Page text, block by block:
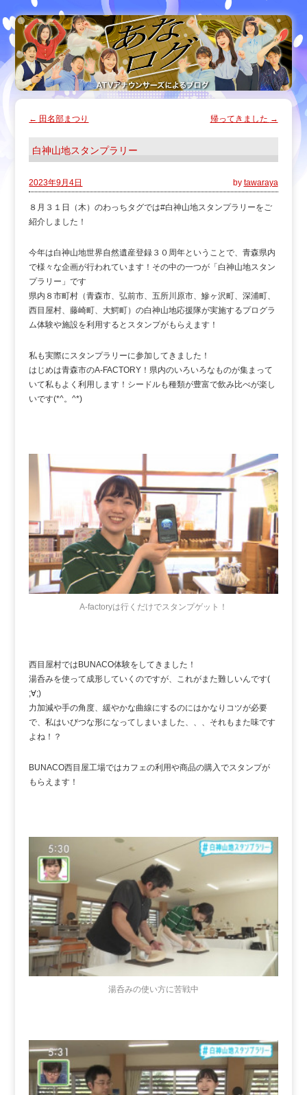
← 田名部まつり 帰ってきました →
白神山地スタンプラリー
2023年9月4日 by tawaraya
８月３１日（木）のわっちタグでは#白神山地スタンプラリーをご
紹介しました！
今年は白神山地世界自然遺産登録３０周年ということで、青森県内
で様々な企画が行われています！その中の一つが「白神山地スタン
プラリー」です
県内８市町村（青森市、弘前市、五所川原市、鰺ヶ沢町、深浦町、
西目屋村、藤崎町、大鰐町）の白神山地応援隊が実施するプログラ
ム体験や施設を利用するとスタンプがもらえます！
私も実際にスタンプラリーに参加してきました！
はじめは青森市のA-FACTORY！県内のいろいろなものが集まって
いて私もよく利用します！シードルも種類が豊富で飲み比べが楽し
いです(*^。^*)
A-factoryは行くだけでスタンプゲット！
西目屋村ではBUNACO体験をしてきました！
湯呑みを使って成形していくのですが、これがまた難しいんです(
;∀;)
力加減や手の角度、緩やかな曲線にするのにはかなりコツが必要
で、私はいびつな形になってしまいました、、、それもまた味です
よね！？
BUNACO西目屋工場ではカフェの利用や商品の購入でスタンプが
もらえます！
湯呑みの使い方に苦戦中